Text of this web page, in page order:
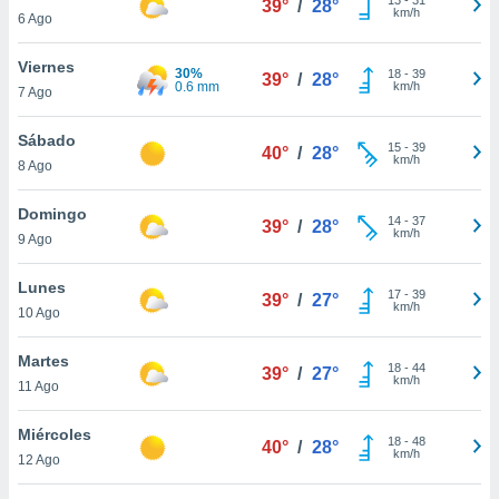
más
nuestra
y
de
cookies
aceptar
6 Ago
39° / 28°
km/h
Viernes
7 Ago
30%
0.6 mm
39° / 28° 18- 39
km/h
Sábado
8 Ago
40° / 28° 15- 39
km/h
Domingo
9 Ago
39° / 28° 14- 37
km/h
Lunes
10 Ago
39° / 27° 17- 39
km/h
Martes
11 Ago
39° / 27° 18- 44
km/h
Miércoles
12 Ago
40° / 28° 18- 48
km/h